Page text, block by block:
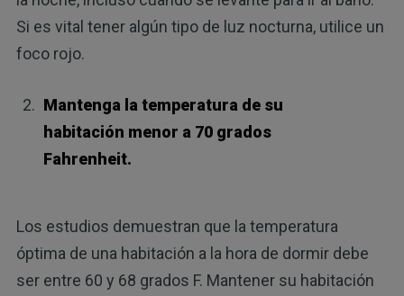
Si es vital tener algún tipo de luz nocturna, utilice un
foco rojo.
Mantenga la temperatura de su
habitación menor a 70 grados
Fahrenheit.
Los estudios demuestran que la temperatura
óptima de una habitación a la hora de dormir debe
ser entre 60 y 68 grados F. Mantener su habitación